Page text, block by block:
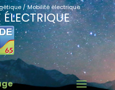
/ Mobilité électrique